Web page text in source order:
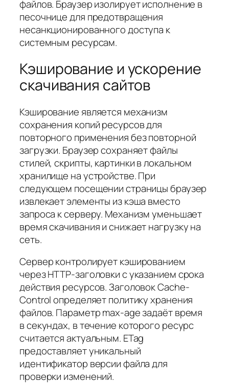
файлов. Браузер изолирует исполнение в
песочнице для предотвращения
несанкционированного доступа к
системным ресурсам.
Кэширование и ускорение
скачивания сайтов
Кэширование является механизм
сохранения копий ресурсов для
повторного применения без повторной
загрузки. Браузер сохраняет файлы
стилей, скрипты, картинки в локальном
хранилище на устройстве. При
следующем посещении страницы браузер
извлекает элементы из кэша вместо
запроса к серверу. Механизм уменьшает
время скачивания и снижает нагрузку на
сеть.
Сервер контролирует кэшированием
через HTTP-заголовки с указанием срока
действия ресурсов. Заголовок Cache-
Control определяет политику хранения
файлов. Параметр max-age задаёт время
в секундах, в течение которого ресурс
считается актуальным. ETag
предоставляет уникальный
идентификатор версии файла для
проверки изменений.